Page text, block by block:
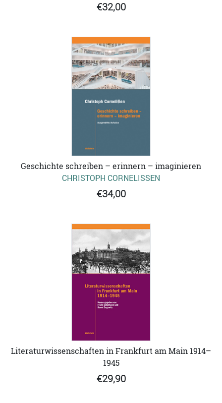
€32,00
Geschichte schreiben – erinnern – imaginieren
CHRISTOPH CORNELISSEN
€34,00
Literaturwissenschaften in Frankfurt am Main 1914–
1945
€29,90